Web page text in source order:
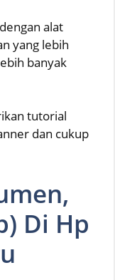
alat
yang lebih
banyak
tutorial
dan cukup
Di Hp